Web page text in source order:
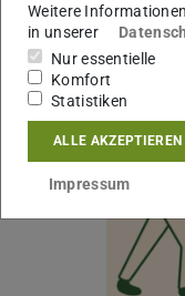
Weitere
in unserer
Nur essentielle
Komfort
Statistiken
ALLE AKZEPTIEREN
Impressum